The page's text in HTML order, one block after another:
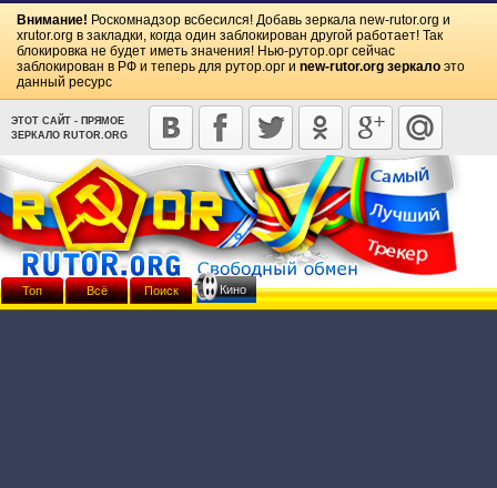
Внимание! Роскомнадзор всбесился! Добавь зеркала new-rutor.org и
xrutor.org в закладки, когда один заблокирован другой работает! Так
блокировка не будет иметь значения! Нью-рутор.орг сейчас
заблокирован в РФ и теперь для рутор.орг и new-rutor.org зеркало это
данный ресурс
ЭТОТ САЙТ - ПРЯМОЕ
ЗЕРКАЛО RUTOR.ORG